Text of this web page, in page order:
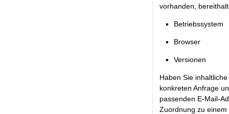
vorhanden,
Betriebssystem
Browser
Versionen
Haben Sie
konkreten Anfrage
passenden E-Mail-
Zuordnung zu